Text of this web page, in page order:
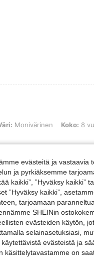
Koko: 8 vuotta
Monivärinen Koko: 8
Lisää Arvosteluja
evästeitä ja vastaavia
ja pyrkiäksemme
kaikki”, ”Hyväksy
”Hyväksy kaikki”,
tarjoamaan
SHEINin
evästeiden käytön,
selainasetuksiasi,
käytettävistä evästeistä ja
käsittelytavastamme on